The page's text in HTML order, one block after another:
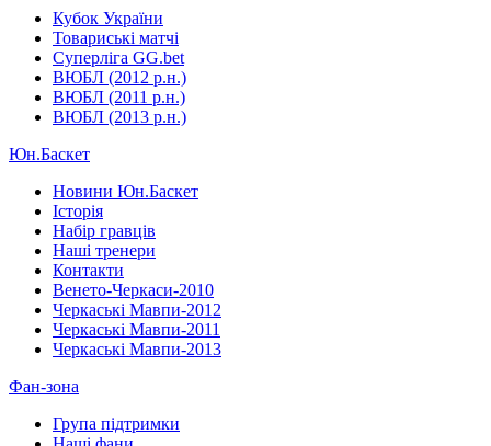
Кубок України
Товариські матчі
Суперліга GG.bet
ВЮБЛ (2012 р.н.)
ВЮБЛ (2011 р.н.)
ВЮБЛ (2013 р.н.)
Юн.Баскет
Новини Юн.Баскет
Історія
Набір гравців
Наші тренери
Контакти
Венето-Черкаси-2010
Черкаські Мавпи-2012
Черкаські Мавпи-2011
Черкаські Мавпи-2013
Фан-зона
Група підтримки